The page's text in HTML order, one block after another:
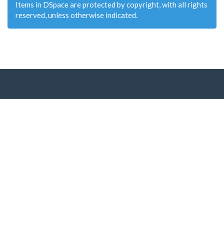
Items in DSpace are protected by copyright, with all rights
reserved, unless otherwise indicated.